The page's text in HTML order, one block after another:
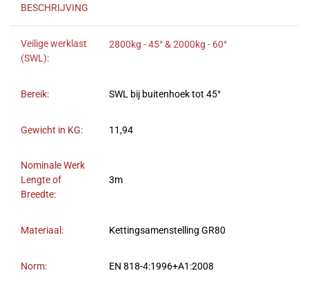
BESCHRIJVING
Veilige werklast
(SWL):
2800kg - 45° & 2000kg - 60°
Bereik: SWL bij buitenhoek tot 45°
Gewicht in KG: 11,94
Nominale Werk
Lengte of
Breedte:
3m
Materiaal: Kettingsamenstelling GR80
Norm: EN 818-4:1996+A1:2008